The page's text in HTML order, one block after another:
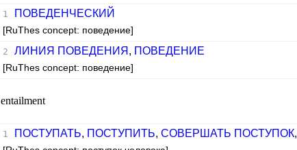
ПОВЕДЕНЧЕСКИЙ
[RuThes concept: поведение]
ЛИНИЯ ПОВЕДЕНИЯ , ПОВЕДЕНИЕ
[RuThes concept: поведение]
entailment
ПОСТУПАТЬ, ПОСТУПИТЬ, СОВЕРШАТЬ ПОСТУПОК,